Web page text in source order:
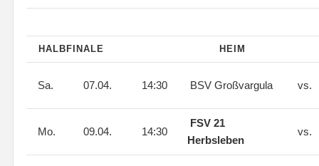
HALBFINALE HEIM
Sa. 07.04. 14:30 BSV Großvargula vs.
Mo. 09.04. 14:30
FSV 21
Herbsleben
vs.